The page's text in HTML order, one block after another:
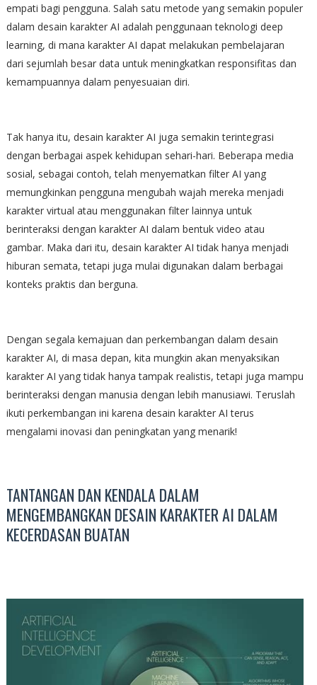
empati bagi pengguna. Salah satu metode yang semakin populer
dalam desain karakter AI adalah penggunaan teknologi deep
learning, di mana karakter AI dapat melakukan pembelajaran
dari sejumlah besar data untuk meningkatkan responsifitas dan
kemampuannya dalam penyesuaian diri.
Tak hanya itu, desain karakter AI juga semakin terintegrasi
dengan berbagai aspek kehidupan sehari-hari. Beberapa media
sosial, sebagai contoh, telah menyematkan filter AI yang
memungkinkan pengguna mengubah wajah mereka menjadi
karakter virtual atau menggunakan filter lainnya untuk
berinteraksi dengan karakter AI dalam bentuk video atau
gambar. Maka dari itu, desain karakter AI tidak hanya menjadi
hiburan semata, tetapi juga mulai digunakan dalam berbagai
konteks praktis dan berguna.
Dengan segala kemajuan dan perkembangan dalam desain
karakter AI, di masa depan, kita mungkin akan menyaksikan
karakter AI yang tidak hanya tampak realistis, tetapi juga mampu
berinteraksi dengan manusia dengan lebih manusiawi. Teruslah
ikuti perkembangan ini karena desain karakter AI terus
mengalami inovasi dan peningkatan yang menarik!
TANTANGAN DAN KENDALA DALAM
MENGEMBANGKAN DESAIN KARAKTER AI DALAM
KECERDASAN BUATAN